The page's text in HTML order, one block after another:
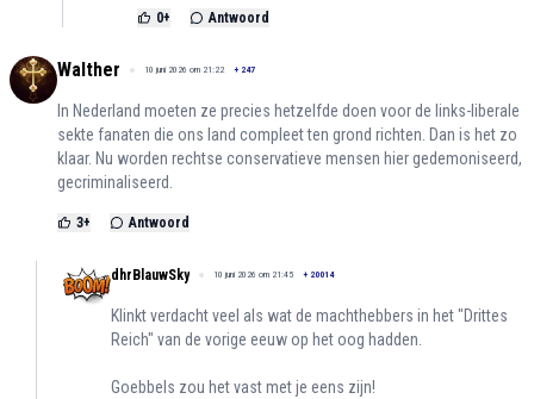
0+ Antwoord
Walther 10 juni 2026 om 21:22 + 247
In Nederland moeten ze precies hetzelfde doen voor de links-liberale
sekte fanaten die ons land compleet ten grond richten. Dan is het zo
klaar. Nu worden rechtse conservatieve mensen hier gedemoniseerd,
gecriminaliseerd.
3+ Antwoord
dhrBlauwSky 10 juni 2026 om 21:45 + 20014
Klinkt verdacht veel als wat de machthebbers in het "Drittes
Reich" van de vorige eeuw op het oog hadden.
Goebbels zou het vast met je eens zijn!